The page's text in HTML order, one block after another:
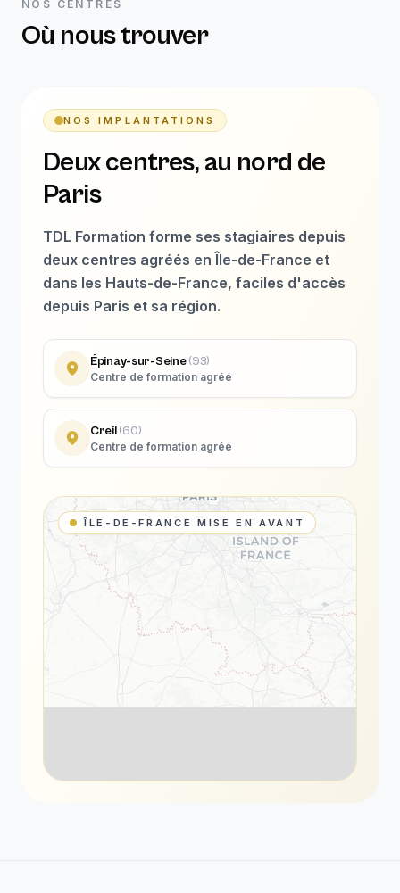
NOS CENTRES
Où nous trouver
NOS IMPLANTATIONS
Deux centres, au nord de
Paris
TDL Formation forme ses stagiaires depuis
deux centres agréés en Île-de-France et
dans les Hauts-de-France, faciles d'accès
depuis Paris et sa région.
Épinay-sur-Seine (93)
Centre de formation agréé
Creil (60)
Centre de formation agréé
ÎLE-DE-FRANCE MISE EN AVANT